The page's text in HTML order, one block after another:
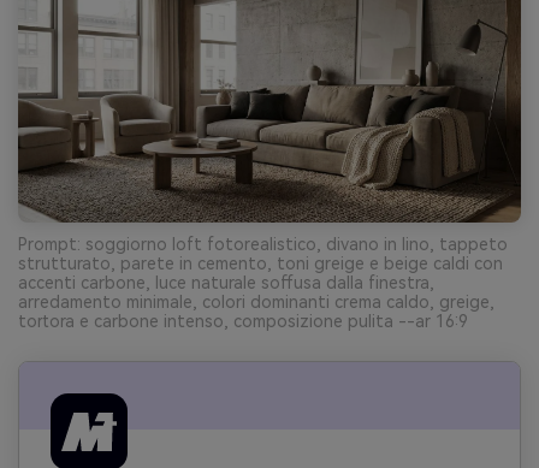
Prompt: soggiorno loft fotorealistico, divano in lino, tappeto
strutturato, parete in cemento, toni greige e beige caldi con
accenti carbone, luce naturale soffusa dalla finestra,
arredamento minimale, colori dominanti crema caldo, greige,
tortora e carbone intenso, composizione pulita --ar 16:9